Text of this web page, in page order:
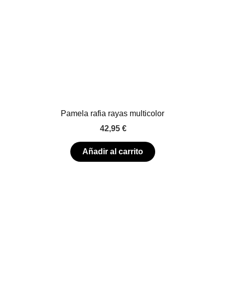
Pamela rafia rayas multicolor
42,95 €
Añadir al carrito